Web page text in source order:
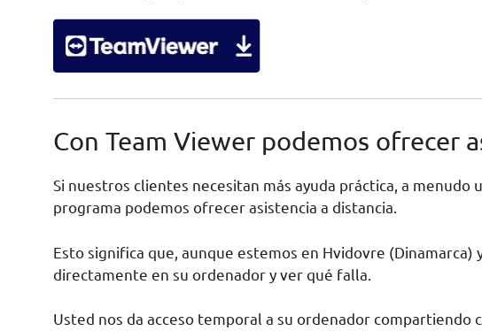
Con Team Viewer podemos ofrecer
Si nuestros clientes necesitan más ayuda práctica, a menudo
programa podemos ofrecer asistencia a distancia.
Esto significa que, aunque estemos en Hvidovre
directamente en su ordenador y ver qué falla.
Usted nos da acceso temporal a su ordenador compartiendo